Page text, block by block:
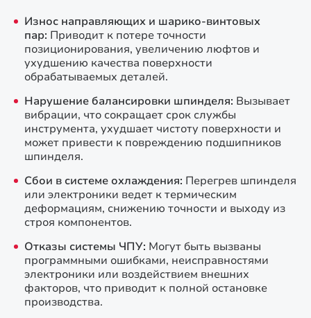
Износ направляющих и шарико-винтовых
пар: Приводит к потере точности
позиционирования, увеличению люфтов и
ухудшению качества поверхности
обрабатываемых деталей.
Нарушение балансировки шпинделя: Вызывает
вибрации, что сокращает срок службы
инструмента, ухудшает чистоту поверхности и
может привести к повреждению подшипников
шпинделя.
Сбои в системе охлаждения: Перегрев шпинделя
или электроники ведет к термическим
деформациям, снижению точности и выходу из
строя компонентов.
Отказы системы ЧПУ: Могут быть вызваны
программными ошибками, неисправностями
электроники или воздействием внешних
факторов, что приводит к полной остановке
производства.